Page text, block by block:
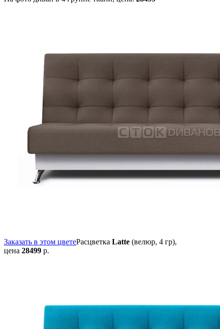
Заказать в этом цветеРасцветка Latte (велюр, 4 гр),
цена 28499 р.